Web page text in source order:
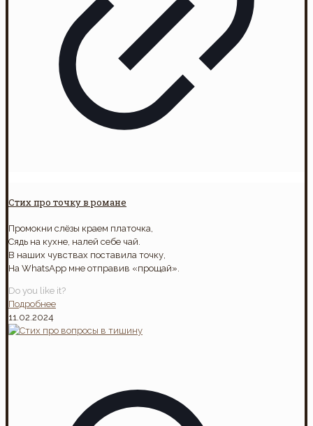
Стих про точку в романе
Промокни слёзы краем платочка,
Сядь на кухне, налей себе чай.
В наших чувствах поставила точку,
На WhatsApp мне отправив «прощай».
Do you like it?
Подробнее
11.02.2024